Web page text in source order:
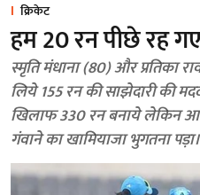
क्रिकेट
हम 20 रन पीछे रह
स्मृति मंधाना (80) और प्रतिका
लिये 155 रन की साझेदारी की
खिलाफ 330 रन बनाये लेकिन
गंवाने का खामियाजा भुगतना पड़ा।